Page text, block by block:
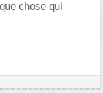
chose qui